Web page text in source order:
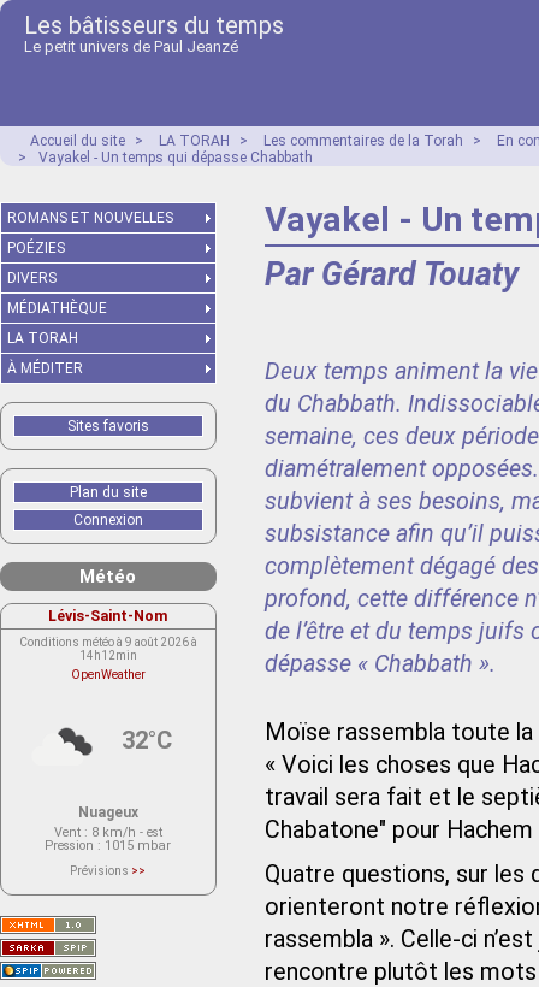
Les bâtisseurs du temps
Le petit univers de Paul Jeanzé
Accueil du site > LA TORAH > Les commentaires de la Torah >
En
>
Vayakel - Un temps qui dépasse Chabbath
Vayakel - Un
Par Gérard Touaty
Deux temps animent la
du Chabbath.
semaine, ces deux
diamétralement
subvient à ses besoins,
subsistance afin qu’il
complètement dégagé
profond, cette différence
de l’être et du temps
dépasse « Chabbath ».
Moïse rassembla toute
« Voici les choses que
travail sera fait et le
Chabatone" pour Hachem
Quatre questions, sur les
orienteront notre
rassembla ». Celle-ci
rencontre plutôt les
ROMANS ET NOUVELLES
POÉZIES
DIVERS
MÉDIATHÈQUE
LA TORAH
À MÉDITER
Sites favoris
Plan du site
Connexion
Météo
Lévis-Saint-Nom
Conditions météo à 9 août 2026 à
14h12min
OpenWeather
32°C
Nuageux
Vent : 8 km/h - est
Pression : 1015 mbar
Prévisions >>
actuellement aucune prévision
Saint-Nom.
Veuillez consulter le message du
service ci-dessous.
(401 - Invalid API key. Please see
https://openweathermap.org/faq#error401